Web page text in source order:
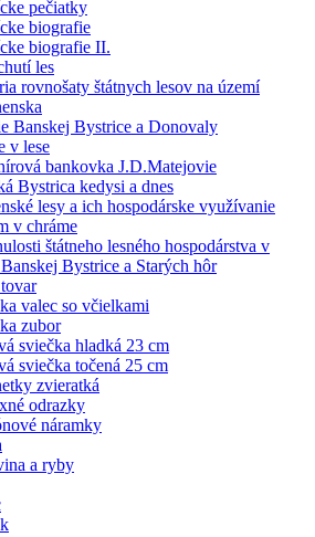
pečiatky
biografie
biografie II.
les
rovnošaty štátnych lesov na území
Banskej Bystrice a Donovaly
v lese
bankovka J.D.Matejovie
Bystrica kedysi a dnes
lesy a ich hospodárske využívanie
v chráme
štátneho lesného hospodárstva v
Bystrice a Starých hôr
valec so včielkami
zubor
sviečka hladká 23 cm
sviečka točená 25 cm
zvieratká
odrazky
náramky
a ryby